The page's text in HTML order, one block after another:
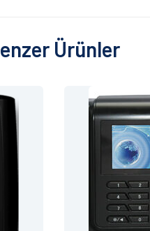
Ürünler